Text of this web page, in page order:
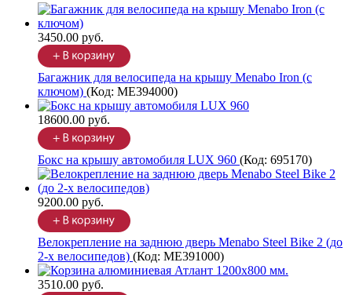
3450.00 руб.
Багажник для велосипеда на крышу Menabo Iron (с
ключом) (Код: ME394000)
18600.00 руб.
Бокс на крышу автомобиля LUX 960 (Код: 695170)
9200.00 руб.
Велокрепление на заднюю дверь Menabo Steel Bike 2 (до
2-х велосипедов) (Код: ME391000)
3510.00 руб.